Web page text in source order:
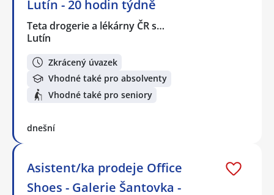
Lutín - 20 hodin týdně
Teta drogerie a lékárny ČR s…
Lutín
Zkrácený úvazek
Vhodné také pro absolventy
Vhodné také pro seniory
dnešní
Asistent/ka prodeje Office
Shoes - Galerie Šantovka -